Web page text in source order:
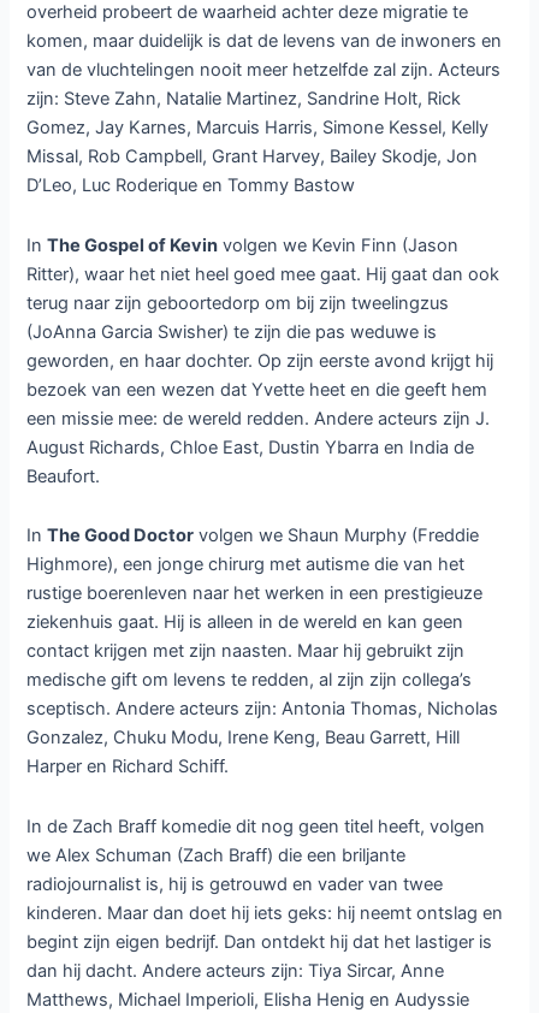
overheid probeert de waarheid achter deze migratie te
komen, maar duidelijk is dat de levens van de inwoners en
van de vluchtelingen nooit meer hetzelfde zal zijn. Acteurs
zijn: Steve Zahn, Natalie Martinez, Sandrine Holt, Rick
Gomez, Jay Karnes, Marcuis Harris, Simone Kessel, Kelly
Missal, Rob Campbell, Grant Harvey, Bailey Skodje, Jon
D’Leo, Luc Roderique en Tommy Bastow
InThe Gospel of Kevin volgen we Kevin Finn (Jason
Ritter), waar het niet heel goed mee gaat. Hij gaat dan ook
terug naar zijn geboortedorp om bij zijn tweelingzus
(JoAnna Garcia Swisher) te zijn die pas weduwe is
geworden, en haar dochter. Op zijn eerste avond krijgt hij
bezoek van een wezen dat Yvette heet en die geeft hem
een missie mee: de wereld redden. Andere acteurs zijn J.
August Richards, Chloe East, Dustin Ybarra en India de
Beaufort.
InThe Good Doctor volgen we Shaun Murphy (Freddie
Highmore), een jonge chirurg met autisme die van het
rustige boerenleven naar het werken in een prestigieuze
ziekenhuis gaat. Hij is alleen in de wereld en kan geen
contact krijgen met zijn naasten. Maar hij gebruikt zijn
medische gift om levens te redden, al zijn zijn collega’s
sceptisch. Andere acteurs zijn: Antonia Thomas, Nicholas
Gonzalez, Chuku Modu, Irene Keng, Beau Garrett, Hill
Harper en Richard Schiff.
In de Zach Braff komedie dit nog geen titel heeft, volgen
we Alex Schuman (Zach Braff) die een briljante
radiojournalist is, hij is getrouwd en vader van twee
kinderen. Maar dan doet hij iets geks: hij neemt ontslag en
begint zijn eigen bedrijf. Dan ontdekt hij dat het lastiger is
dan hij dacht. Andere acteurs zijn: Tiya Sircar, Anne
Matthews, Michael Imperioli, Elisha Henig en Audyssie